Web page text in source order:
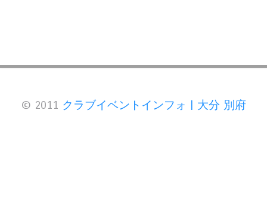
© 2011 クラブイベントインフォ | 大分 別府